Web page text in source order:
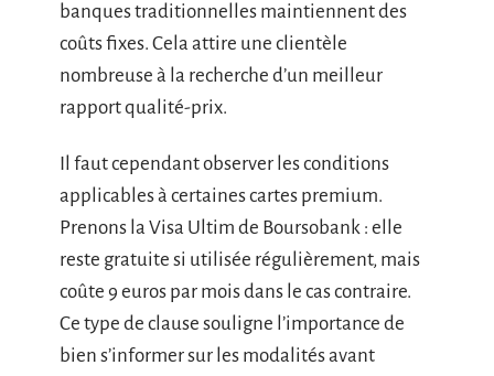
banques traditionnelles maintiennent des
coûts fixes. Cela attire une clientèle
nombreuse à la recherche d’un meilleur
rapport qualité-prix.
Il faut cependant observer les conditions
applicables à certaines cartes premium.
Prenons la Visa Ultim de Boursobank : elle
reste gratuite si utilisée régulièrement, mais
coûte 9 euros par mois dans le cas contraire.
Ce type de clause souligne l’importance de
bien s’informer sur les modalités avant